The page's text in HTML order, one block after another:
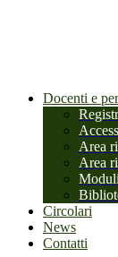
Docenti e
Area
Area
Circolari
News
Contatti